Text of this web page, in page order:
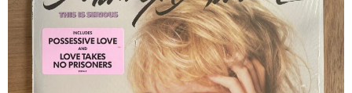
買取について
取り置きなどについて
Categories